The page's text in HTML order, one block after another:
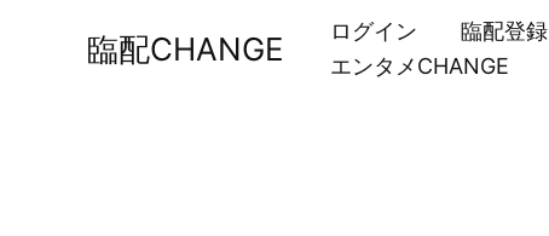
臨配CHANGE ログイン 臨配登録
エンタメCHANGE